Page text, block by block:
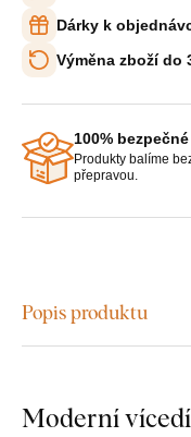
Dárky k
Výměna zboží do
100%
Produkty balíme
přepravou.
Popis produktu
Moderní